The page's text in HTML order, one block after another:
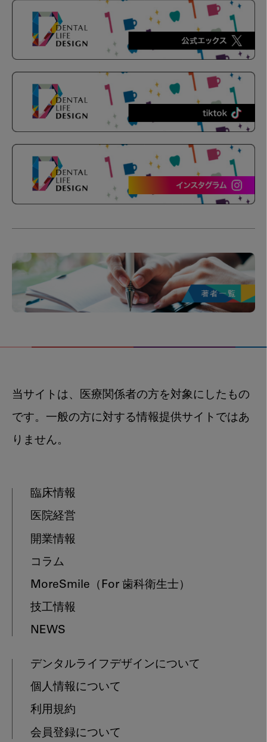
当サイトは、医療関係者の方を対象にしたもの
です。一般の方に対する情報提供サイトではあ
りません。
臨床情報
医院経営
開業情報
コラム
MoreSmile （For 歯科衛生士）
技工情報
NEWS
デンタルライフデザインについて
個人情報について
利用規約
会員登録について